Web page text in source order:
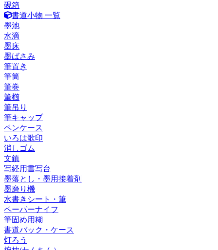
硯箱
書道小物 一覧
墨池
水滴
墨床
墨ばさみ
筆置き
筆筒
筆巻
筆櫛
筆吊り
筆キャップ
ペンケース
いろは歌印
消しゴム
文鎮
写経用書写台
墨落とし・墨用接着剤
墨磨り機
水書きシート・筆
ペーパーナイフ
筆固め用糊
書道バック・ケース
灯ろう